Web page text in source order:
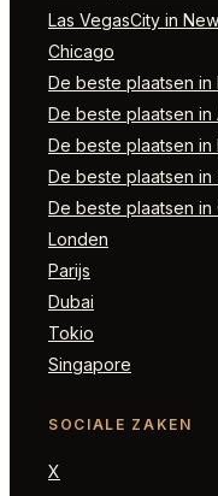
Las VegasCity in
Chicago
De beste plaatsen in
De beste plaatsen in
De beste plaatsen
De beste plaatsen in
De beste plaatsen in
Londen
Parijs
Dubai
Tokio
Singapore
SOCIALE ZAKEN
X